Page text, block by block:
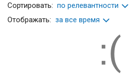
Сортировать: по релевантности
Отображать: за все время